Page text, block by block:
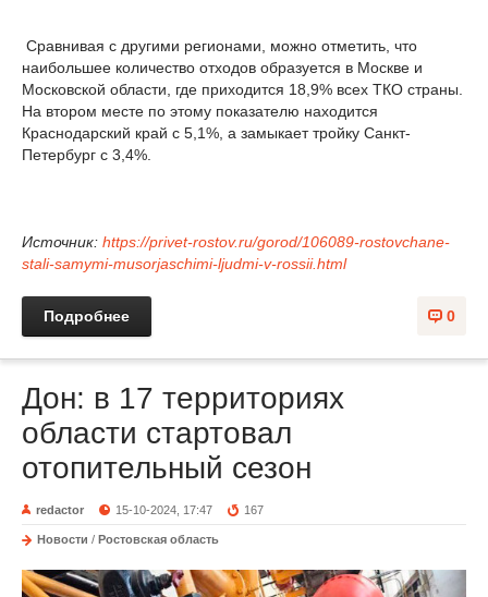
Сравнивая с другими регионами, можно отметить, что
наибольшее количество отходов образуется в Москве и
Московской области, где приходится 18,9% всех ТКО страны.
На втором месте по этому показателю находится
Краснодарский край с 5,1%, а замыкает тройку Санкт-
Петербург с 3,4%.
Источник: https://privet-rostov.ru/gorod/106089-rostovchane-
stali-samymi-musorjaschimi-ljudmi-v-rossii.html
0
Подробнее
Дон: в 17 территориях
области стартовал
отопительный сезон
redactor 15-10-2024, 17:47 167
Новости / Ростовская область